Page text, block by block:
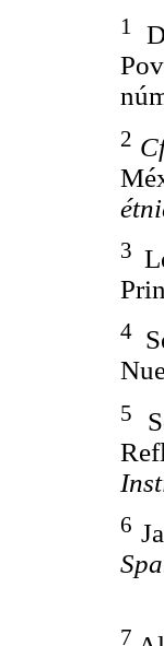
1
2
3
4
5
6
7